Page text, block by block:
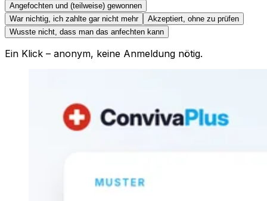
Angefochten und (teilweise) gewonnen
War nichtig, ich zahlte gar nicht mehr
Akzeptiert, ohne zu prüfen
Wusste nicht, dass man das anfechten kann
Ein Klick – anonym, keine Anmeldung nötig.